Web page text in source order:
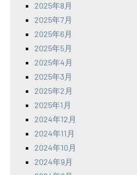
2025年8月
2025年7月
2025年6月
2025年5月
2025年4月
2025年3月
2025年2月
2025年1月
2024年12月
2024年11月
2024年10月
2024年9月